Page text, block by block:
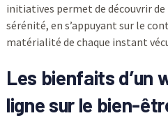
initiatives permet de découvrir
sérénité, en s’appuyant sur le
matérialité de chaque instant
Les bienfaits d’un
ligne sur le bien-